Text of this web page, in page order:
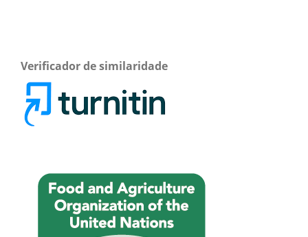
Verificador de similaridade